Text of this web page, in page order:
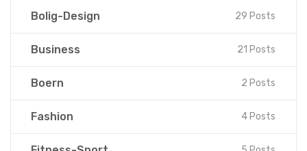
Bolig-Design 29 Posts
Business 21 Posts
Boern 2 Posts
Fashion 4 Posts